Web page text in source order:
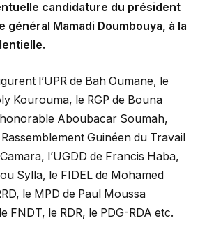
candidature du président
général Mamadi Doumbouya, à la
l’UPR de Bah Oumane, le
Kourouma, le RGP de Bouna
Aboubacar Soumah,
Rassemblement Guinéen du Travail
l’UGDD de Francis Haba,
Sylla, le FIDEL de Mohamed
le MPD de Paul Moussa
FNDT, le RDR, le PDG-RDA etc.